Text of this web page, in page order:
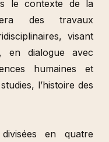
le contexte de la
des travaux
visant
en dialogue avec
humaines et
l’histoire des
en quatre